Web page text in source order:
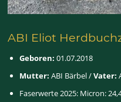
ABI Eliot
Geboren: 01.07.2018
Mutter: ABI Bärbel /Vater:
Faserwerte 2025: Micron: